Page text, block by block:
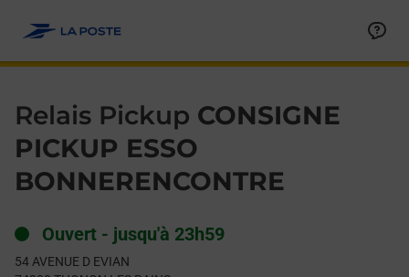
Relais Pickup CONSIGNE
PICKUP ESSO
BONNERENCONTRE
Ouvert - jusqu'à 23h59
54 AVENUE D EVIAN